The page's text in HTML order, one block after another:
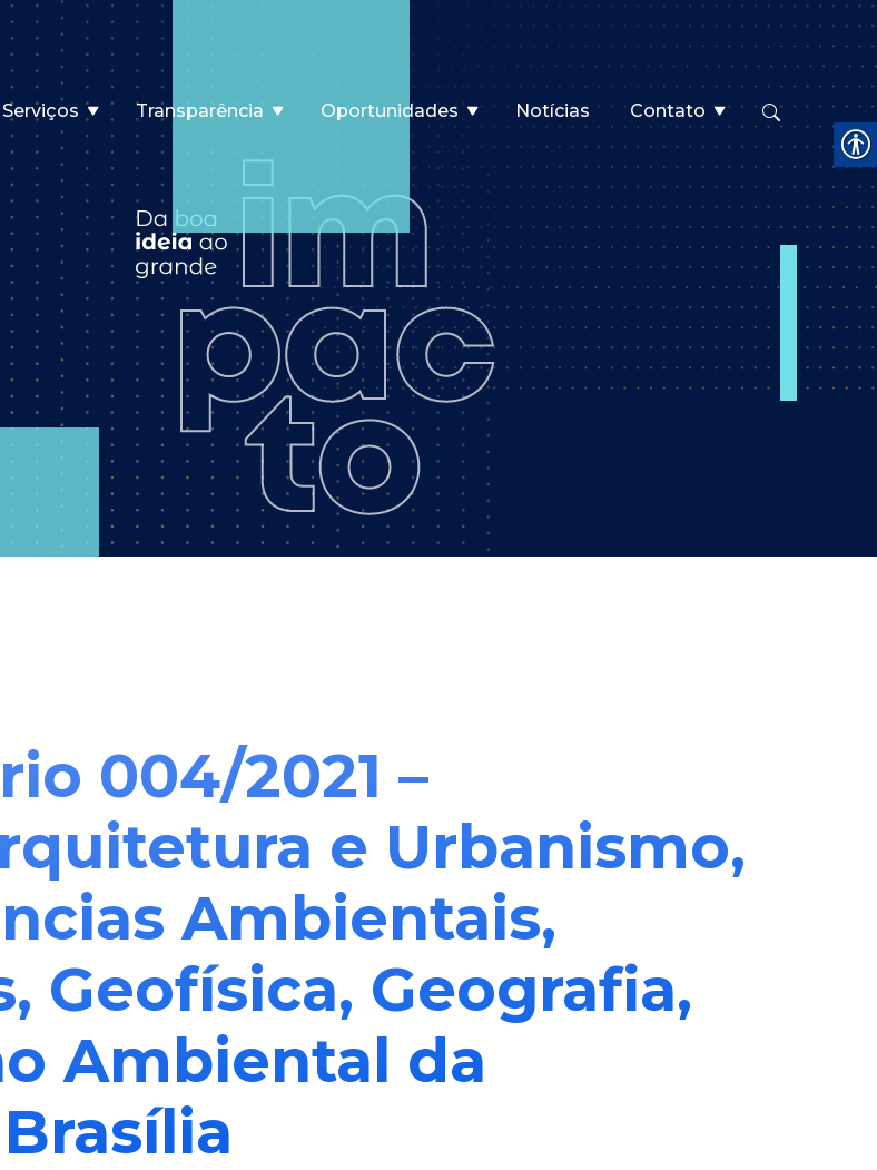
Serviços Transparência Oportunidades Notícias Contato
004/2021 –
e Urbanismo,
Ambientais,
Geofísica, Geografia,
Ambiental da